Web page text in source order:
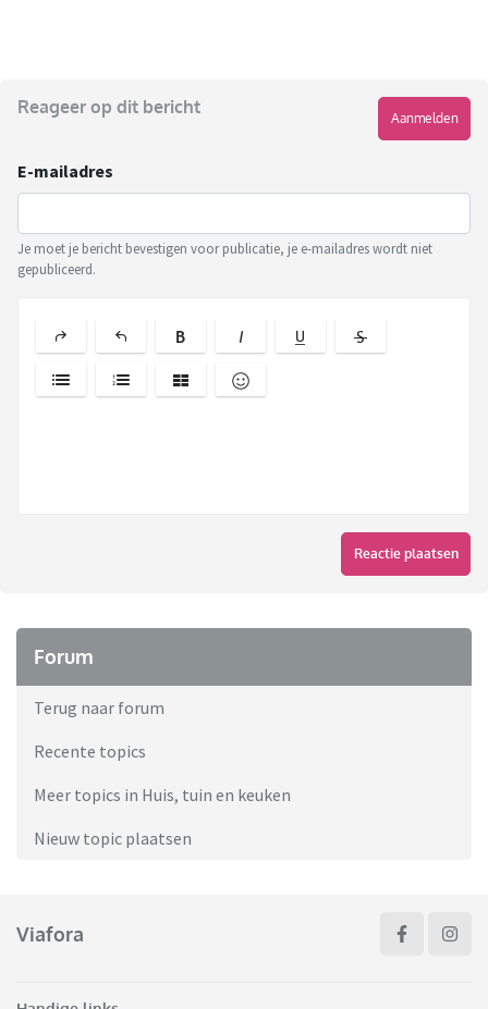
Reageer op dit bericht
Aanmelden
E-mailadres
Je moet je bericht bevestigen voor publicatie, je e-mailadres wordt niet
gepubliceerd.
Reactie plaatsen
Forum
Terug naar forum
Recente topics
Meer topics in Huis, tuin en keuken
Nieuw topic plaatsen
Viafora